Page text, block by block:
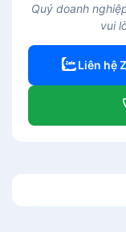
Quý doanh
vui
Liên hệ